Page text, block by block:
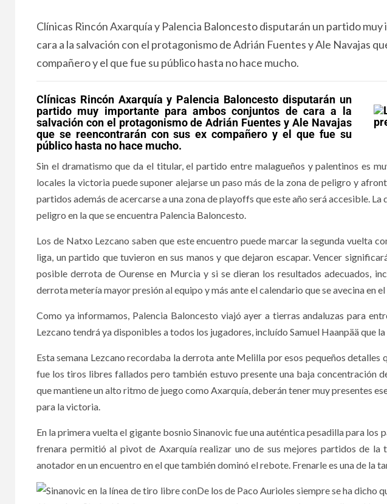
Clínicas Rincón Axarquía y Palencia Baloncesto disputarán un partido
cara a la salvación con el protagonismo de Adrián Fuentes y Ale Navajas
compañero y el que fue su público hasta no hace mucho.
Clínicas Rincón Axarquía y Palencia Baloncesto disputarán un
partido muy importante para ambos conjuntos de cara a la
salvación con el protagonismo de Adrián Fuentes y Ale Navajas
que se reencontrarán con sus ex compañero y el que fue su
público hasta no hace mucho.
Sin el dramatismo que da el titular, el partido entre malagueños y palentinos es
locales la victoria puede suponer alejarse un paso más de la zona de peligro y
partidos además de acercarse a una zona de playoffs que este año será accesible.
peligro en la que se encuentra Palencia Baloncesto.
Los de Natxo Lezcano saben que este encuentro puede marcar la segunda vuelta
liga, un partido que tuvieron en sus manos y que dejaron escapar. Vencer
posible derrota de Ourense en Murcia y si se dieran los resultados adecuados,
derrota metería mayor presión al equipo y más ante el calendario que se avecina en
Como ya informamos, Palencia Baloncesto viajó ayer a tierras andaluzas para
Lezcano tendrá ya disponibles a todos los jugadores, incluído Samuel Haanpää que
Esta semana Lezcano recordaba la derrota ante Melilla por esos pequeños detalles
fue los tiros libres fallados pero también estuvo presente una baja concentración
que mantiene un alto ritmo de juego como Axarquía, deberán tener muy presentes
para la victoria.
En la primera vuelta el gigante bosnio Sinanovic fue una auténtica pesadilla para los
frenara permitió al pivot de Axarquía realizar uno de sus mejores partidos de la
anotador en un encuentro en el que también dominó el rebote. Frenarle es una de la
De los de Paco Aurioles siempre se ha dicho